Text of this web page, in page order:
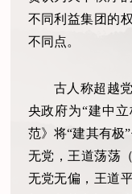
不同利益集团的
不同点。
古人称超越
央政府为“建中
范》将“建其有极
无党，王道荡荡
无党无偏，王道